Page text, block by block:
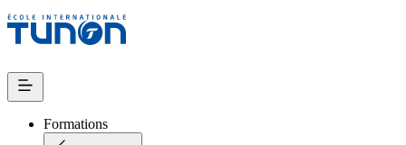
Formations